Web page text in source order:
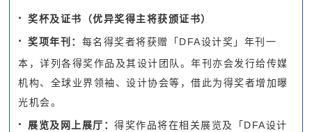
· 奖杯及证书（优异奖得主将获颁证书）
· 奖项年刊 ： 每名得奖者将获赠「DFA设计奖」年刊一
本，详列各得奖作品及其设计团队。年刊亦会发行给传媒
机构、全球业界领袖、设计协会等，借此为得奖者增加曝
光机会。
· 展览及网上展厅： 得奖作品将在相关展览及「DFA设计